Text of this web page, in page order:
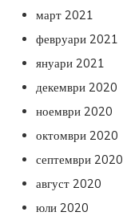
март 2021
февруари 2021
януари 2021
декември 2020
ноември 2020
октомври 2020
септември 2020
август 2020
юли 2020